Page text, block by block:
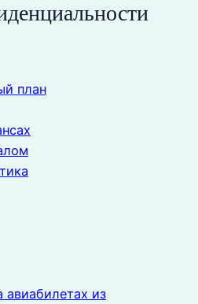
план
авиабилетах из